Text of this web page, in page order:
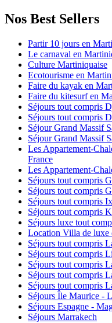
Nos Best Sellers
Partir 10 jours en
Le carnaval en
Culture Martiniquaise
Ecotourisme en
Faire du kayak en
Faire du kitesurf en
Séjours tout compris
Séjours tout compris
Séjour Grand Massif
Séjour Grand Massif
Les Appartement-
France
Les Appartement-
Séjours tout compris
Séjours tout compris
Séjours tout compris
Séjours tout compris
Séjours luxe tout
Location Villa de luxe
Séjours tout compris
Séjours tout compris
Séjours tout compris
Séjours tout compris
Séjours tout compris
Séjours Île Maurice -
Séjours Espagne -
Séjours Marrakech